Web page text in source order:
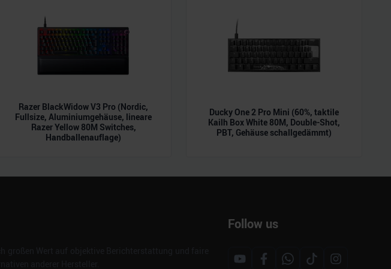
Razer BlackWidow V3 Pro (Nordic,
Fullsize, Aluminiumgehäuse, lineare
Razer Yellow 80M Switches,
Handballenauflage)
Ducky One 2 Pro Mini (60%, taktile
Kailh Box White 80M, Double-Shot,
PBT, Gehäuse schallgedämmt)
Follow us